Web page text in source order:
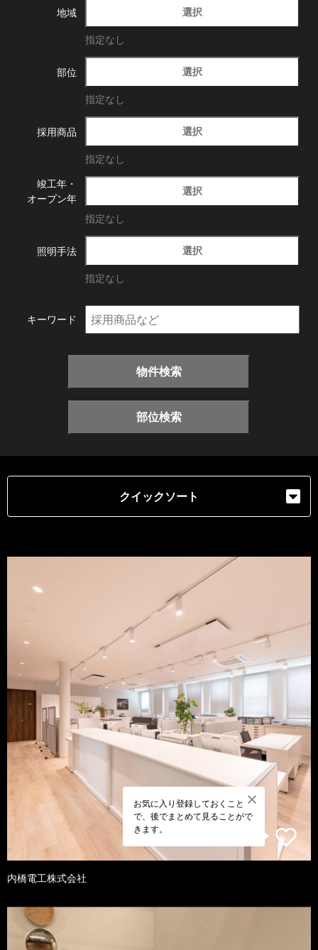
地域 選択
指定なし
部位 選択
指定なし
採用商品 選択
指定なし
竣工年・
オープン年
選択
指定なし
照明手法 選択
指定なし
キーワード
物件検索
部位検索
クイックソート
お気に入り登録しておくこと
で、後でまとめて見ることがで
きます。
内橋電工株式会社